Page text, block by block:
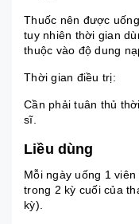
Thuốc nên được
tuy nhiên thời gian
thuộc vào độ dung
Thời gian điều trị:
Cần phải tuân thủ
sĩ.
Liều dùng
Mỗi ngày uống 1
trong 2 kỳ cuối của
kỳ).